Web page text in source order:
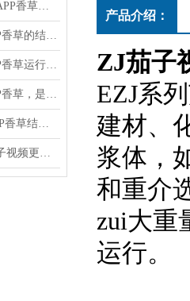
高扬程茄子视频更懂你APP香草的使用和维护方法
zj型茄子视频更懂你APP香草的结构原理、应用领域和维护保养
zj型茄子视频更懂你APP香草运行后随时注意观察运转情况
zj型茄子视频更懂你APP香草，是新一代节能离心式茄子视频更懂你APP香草
ZJ型茄子视频更懂你APP香草结构和水力设计合理
提醒一下购买高扬程茄子视频更懂你APP香草时还有这些注意事项
产品介绍：
ZJ茄子
EZJ系列
建材
浆体
和重介
zui大重
运行。